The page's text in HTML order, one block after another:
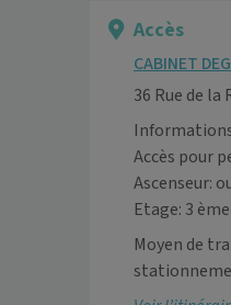
Accès
CABINET
36 Rue de la
Accès pour
Ascenseur:
Etage: 3 ème
Moyen de